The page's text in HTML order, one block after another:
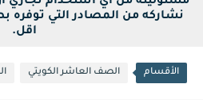
اقل.
الأقسام الصف العاشر الكويتي